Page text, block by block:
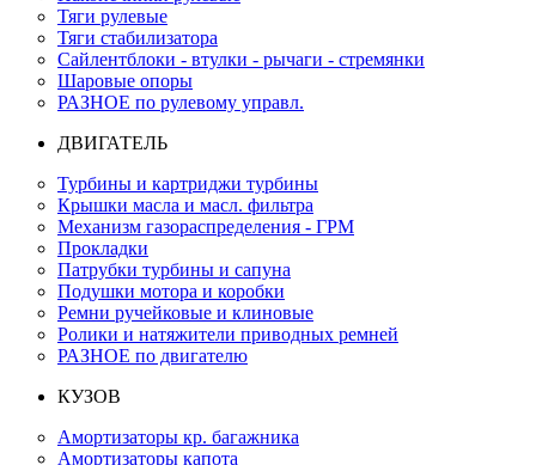
Тяги рулевые
Тяги стабилизатора
Сайлентблоки - втулки - рычаги - стремянки
Шаровые опоры
РАЗНОЕ по рулевому управл.
ДВИГАТЕЛЬ
Турбины и картриджи турбины
Крышки масла и масл. фильтра
Механизм газораспределения - ГРМ
Прокладки
Патрубки турбины и сапуна
Подушки мотора и коробки
Ремни ручейковые и клиновые
Ролики и натяжители приводных ремней
РАЗНОЕ по двигателю
КУЗОВ
Амортизаторы кр. багажника
Амортизаторы капота